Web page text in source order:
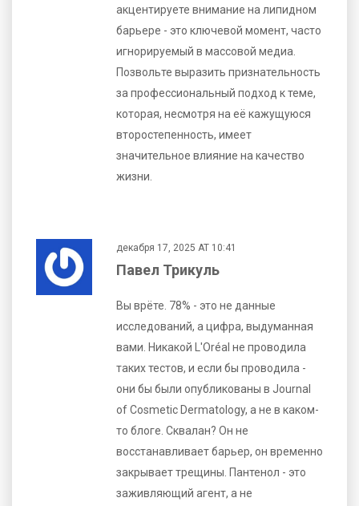
акцентируете внимание на липидном
барьере - это ключевой момент, часто
игнорируемый в массовой медиа.
Позвольте выразить признательность
за профессиональный подход к теме,
которая, несмотря на её кажущуюся
второстепенность, имеет
значительное влияние на качество
жизни.
декабря 17, 2025 AT 10:41
Павел Трикуль
Вы врёте. 78% - это не данные
исследований, а цифра, выдуманная
вами. Никакой L'Oréal не проводила
таких тестов, и если бы проводила -
они бы были опубликованы в Journal
of Cosmetic Dermatology, а не в каком-
то блоге. Сквалан? Он не
восстанавливает барьер, он временно
закрывает трещины. Пантенол - это
заживляющий агент, а не